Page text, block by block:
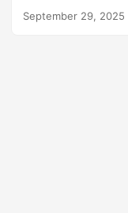
September 29, 2025